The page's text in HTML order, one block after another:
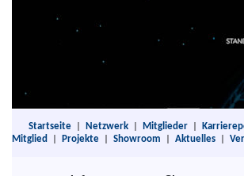
Startseite Netzwerk Mitglieder
Mitglied
Projekte Showroom Aktuelles